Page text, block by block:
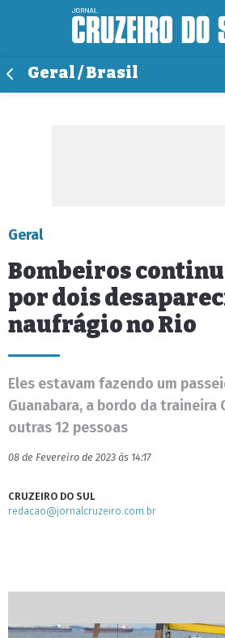
Geral / Brasil
Geral
Bombeiros
por dois
naufrágio no Rio
Eles estavam fazendo um
Guanabara, a bordo da traineira
outras 12 pessoas
08 de Fevereiro de 2023 às 14:17
CRUZEIRO DO SUL
redacao@jornalcruzeiro.com.br